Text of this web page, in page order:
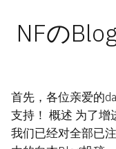
NFの
首先，各位亲爱的
支持！ 概述 为了增
我们已经对全部已